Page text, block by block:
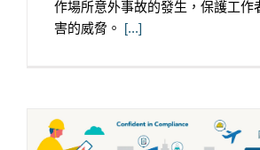
作場所意外事故的發生，保護工作
害的威脅。
[...]